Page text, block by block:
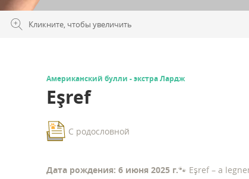
Кликните, чтобы увеличить
Aмериканский булли - экстра Лардж
Eşref
С родословной
Дата рождения: 6 июня 2025 г.🐾 Eşref – a